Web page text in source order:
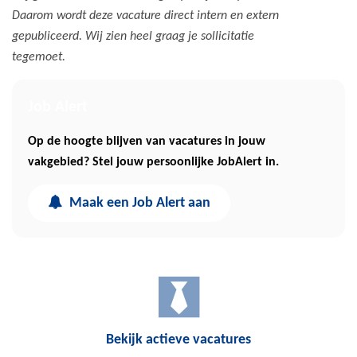
Daarom wordt deze vacature direct intern en extern
gepubliceerd. Wij zien heel graag je sollicitatie
tegemoet.
Op de hoogte blijven van vacatures in jouw
vakgebied? Stel jouw persoonlijke JobAlert in.
Maak een Job Alert aan
Bekijk actieve vacatures